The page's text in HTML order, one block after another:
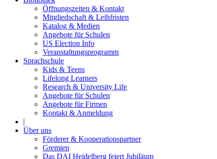
Öffnungszeiten & Kontakt
Mitgliedschaft & Leihfristen
Katalog & Medien
Angebote für Schulen
US Election Info
Veranstaltungsprogramm
Sprachschule
Kids & Teens
Lifelong Learners
Research & University Life
Angebote für Schulen
Angebote für Firmen
Kontakt & Anmeldung
|
Über uns
Förderer & Kooperationspartner
Gremien
Das DAI Heidelberg feiert Jubiläum